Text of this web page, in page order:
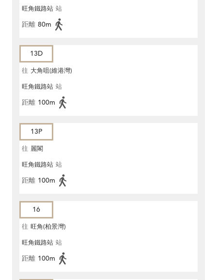
旺角鐵路站 站
距離 80m
13D
往 大角咀(維港灣)
旺角鐵路站 站
距離 100m
13P
往 麗閣
旺角鐵路站 站
距離 100m
16
往 旺角(柏景灣)
旺角鐵路站 站
距離 100m